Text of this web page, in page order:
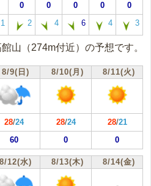
0 0 0 0 0
1 2 4 6 4 3
山（274m付近）の予想です。
8/9(日) 8/10(月) 8/11(火)
28/24 28/24 28/21
60 0 0
8/12(水) 8/13(木) 8/14(金)